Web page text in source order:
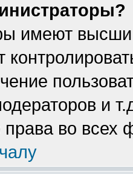
имеют
и
права во всех